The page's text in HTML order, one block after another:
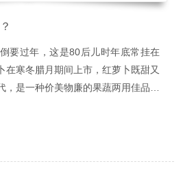
元享双流机场停车48小时、享8公里
客户）10.全年不限次代办交管服
6.中石化加油满200元最高减100元
四川 超市欢乐购8.周周优惠洗车、
员的操作水平很大程度上决定了施工
形车衣检测设备，可以真正识别隔热
官方推荐
中国1号直营店
要过年，这是80后儿时年底常挂在
在寒冬腊月期间上市，红萝卜既甜又
是一种价美物廉的果蔬两用佳品，
算日子还有1个月2019年就结束了，
到年底领到年终奖的朋友们想着自
人也将汽车纳入年货采购清单之一，